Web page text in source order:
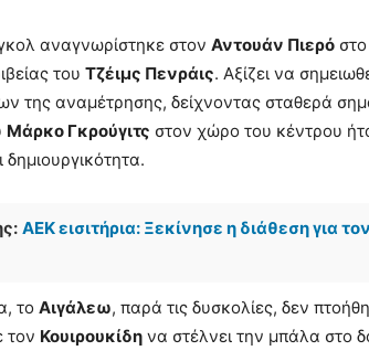
αναγνωρίστηκε στον Αντουάν Πιερό
του Τζέιμς Πενράις. Αξίζει να
της αναμέτρησης, δείχνοντας σταθερά
Μάρκο Γκρούγιτς στον χώρο του κέντρου
δημιουργικότητα.
ΑΕΚ εισιτήρια: Ξεκίνησε η διάθεση για
το Αιγάλεω, παρά τις δυσκολίες, δεν
τον Κουιρουκίδη να στέλνει την μπάλα στο